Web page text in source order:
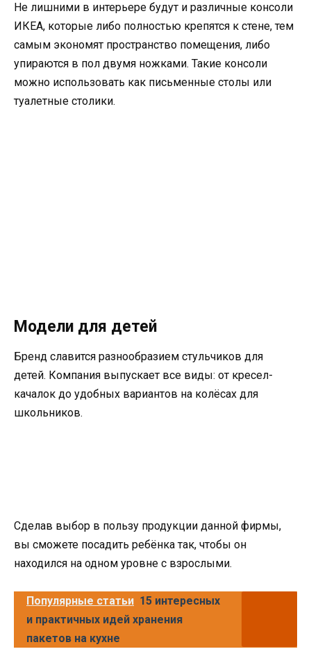
Не лишними в интерьере будут и различные консоли
ИКЕА, которые либо полностью крепятся к стене, тем
самым экономят пространство помещения, либо
упираются в пол двумя ножками. Такие консоли
можно использовать как письменные столы или
туалетные столики.
Модели для детей
Бренд славится разнообразием стульчиков для
детей. Компания выпускает все виды: от кресел-
качалок до удобных вариантов на колёсах для
школьников.
Сделав выбор в пользу продукции данной фирмы,
вы сможете посадить ребёнка так, чтобы он
находился на одном уровне с взрослыми.
Популярные статьи 15 интересных
и практичных идей хранения
пакетов на кухне